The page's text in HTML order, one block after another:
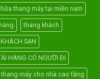
thang máy tại miền nam
thang khách
SẠN
HÀNG CÓ NGƯỜI ĐI
thang máy cho nhà cao tầng